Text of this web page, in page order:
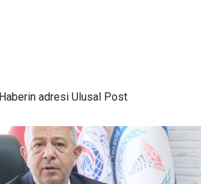
Haberin adresi Ulusal Post